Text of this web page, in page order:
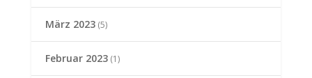
März 2023(5)
Februar 2023(1)